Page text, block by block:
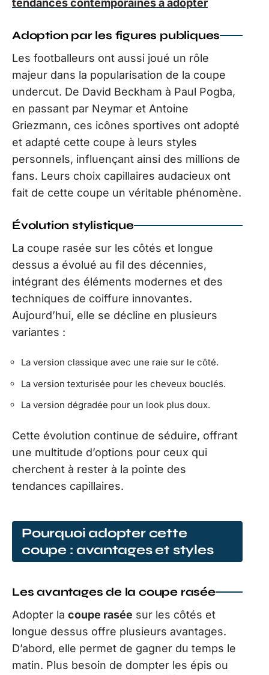
tendances contemporaines à adopter
Adoption par les figures publiques
Les footballeurs ont aussi joué un rôle
majeur dans la popularisation de la coupe
undercut. De David Beckham à Paul Pogba,
en passant par Neymar et Antoine
Griezmann, ces icônes sportives ont adopté
et adapté cette coupe à leurs styles
personnels, influençant ainsi des millions de
fans. Leurs choix capillaires audacieux ont
fait de cette coupe un véritable phénomène.
Évolution stylistique
La coupe rasée sur les côtés et longue
dessus a évolué au fil des décennies,
intégrant des éléments modernes et des
techniques de coiffure innovantes.
Aujourd’hui, elle se décline en plusieurs
variantes :
La version classique avec une raie sur le côté.
La version texturisée pour les cheveux bouclés.
La version dégradée pour un look plus doux.
Cette évolution continue de séduire, offrant
une multitude d’options pour ceux qui
cherchent à rester à la pointe des
tendances capillaires.
Pourquoi adopter cette
coupe : avantages et styles
Les avantages de la coupe rasée
Adopter la coupe rasée sur les côtés et
longue dessus offre plusieurs avantages.
D’abord, elle permet de gagner du temps le
matin. Plus besoin de dompter les épis ou